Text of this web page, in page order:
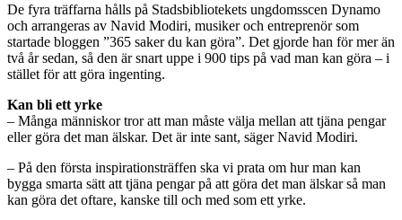
De fyra träffarna hålls på Stadsbibliotekets ungdomsscen Dynamo
och arrangeras av Navid Modiri, musiker och entreprenör som
startade bloggen ”365 saker du kan göra”. Det gjorde han för mer än
två år sedan, så den är snart uppe i 900 tips på vad man kan göra – i
stället för att göra ingenting.
Kan bli ett yrke
– Många människor tror att man måste välja mellan att tjäna pengar
eller göra det man älskar. Det är inte sant, säger Navid Modiri.
– På den första inspirationsträffen ska vi prata om hur man kan
bygga smarta sätt att tjäna pengar på att göra det man älskar så man
kan göra det oftare, kanske till och med som ett yrke.